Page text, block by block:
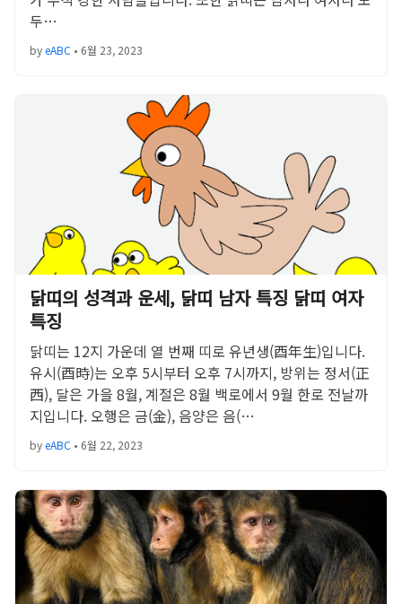
두…
byeABC • 6월 23, 2023
닭띠의 성격과 운세, 닭띠 남자 특징 닭띠 여자
특징
닭띠는 12지 가운데 열 번째 띠로 유년생(酉年生)입니다.
유시(酉時)는 오후 5시부터 오후 7시까지, 방위는 정서(正
西), 달은 가을 8월, 계절은 8월 백로에서 9월 한로 전날까
지입니다. 오행은 금(金), 음양은 음(…
byeABC • 6월 22, 2023